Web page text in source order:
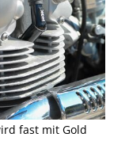
fast mit Gold